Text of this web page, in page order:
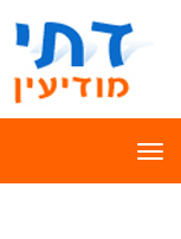
תפריט